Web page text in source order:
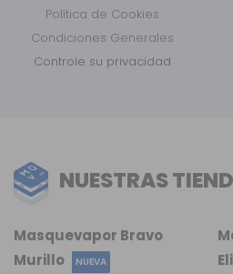
Política de Cookies
Condiciones Generales
Controle su privacidad
NUESTRAS
Masquevapor Bravo
Murillo
NUEVA